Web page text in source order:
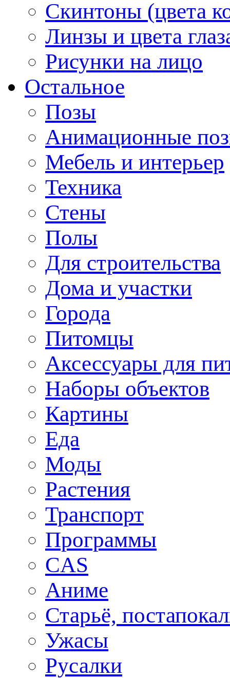
Скинтоны (цвета
Линзы и цвета
Рисунки на лицо
Остальное
Позы
Анимационные
Мебель и интерьер
Техника
Стены
Полы
Для строительства
Дома и участки
Города
Питомцы
Аксессуары для
Наборы объектов
Картины
Еда
Моды
Растения
Транспорт
Программы
CAS
Аниме
Старьё,
Ужасы
Русалки